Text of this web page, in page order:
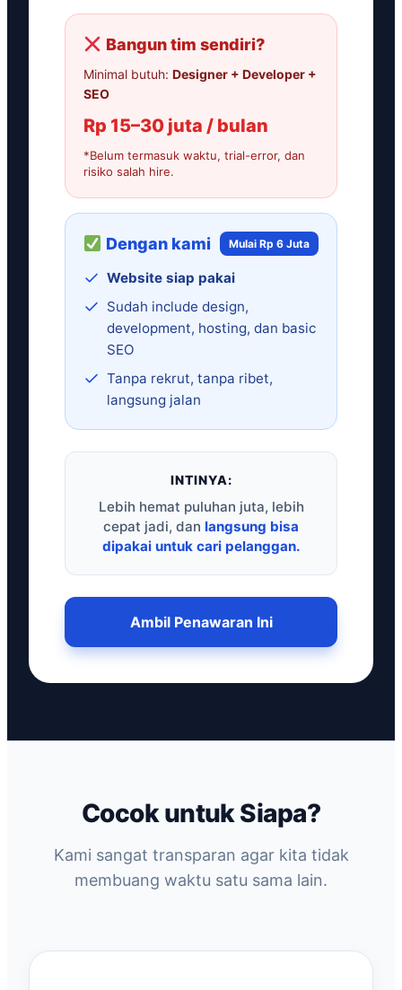
Bangun tim sendiri?
Minimal butuh: Designer + Developer +
SEO
Rp 15–30 juta / bulan
*Belum termasuk waktu, trial-error, dan
risiko salah hire.
Dengan kami Mulai Rp 6 Juta
Website siap pakai
Sudah include design,
development, hosting, dan basic
SEO
Tanpa rekrut, tanpa ribet,
langsung jalan
INTINYA:
Lebih hemat puluhan juta, lebih
cepat jadi, dan langsung bisa
dipakai untuk cari pelanggan.
Ambil Penawaran Ini
Cocok untuk Siapa?
Kami sangat transparan agar kita tidak
membuang waktu satu sama lain.